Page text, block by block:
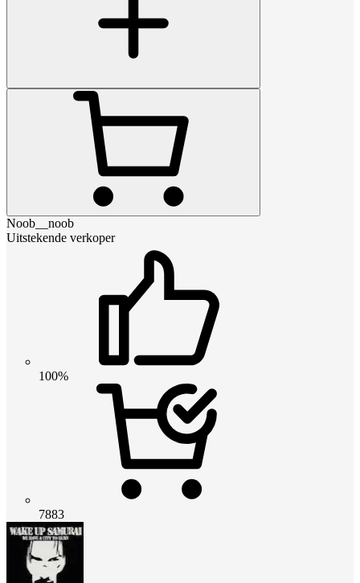
Noob__noob
Uitstekende verkoper
100%
7883